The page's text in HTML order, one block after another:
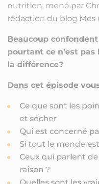
nutrition, mené par
rédaction du blog Mes
Beaucoup
pourtant ce n’est
la différence?
Dans cet épisode
Ce que sont les
et sécher
Qui est concerné
Si tout le monde
Ceux qui parlent
raison ?